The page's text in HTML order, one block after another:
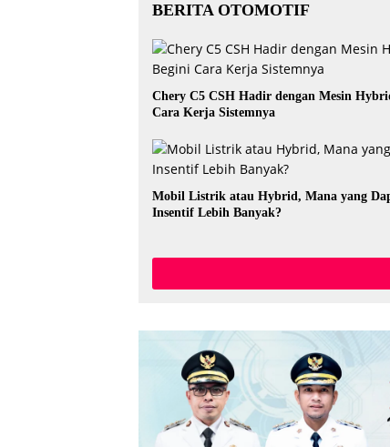
BERITA OTOMOTIF
Chery C5 CSH Hadir dengan Mesin
Cara Kerja Sistemnya
Mobil Listrik atau Hybrid, Mana yang
Insentif Lebih Banyak?